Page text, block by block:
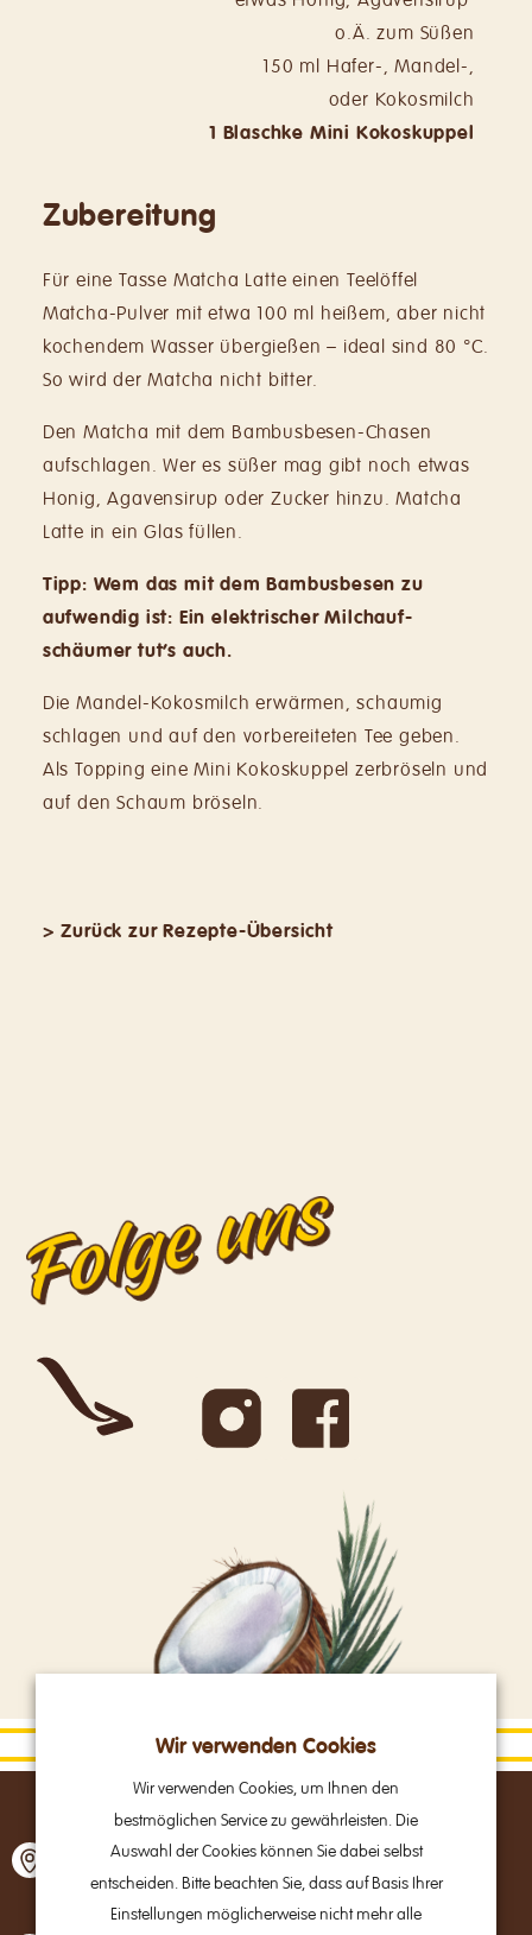
o.Ä. zum Süßen
150 ml Hafer-, Mandel-,
oder Kokosmilch
1 Blaschke Mini Kokoskuppel
Zubereitung
Für eine Tasse Matcha Latte einen Teelöffel
Matcha-Pulver mit etwa 100 ml heißem, aber nicht
kochendem Wasser übergießen – ideal sind 80 °C.
So wird der Matcha nicht bitter.
Den Matcha mit dem Bambusbesen-Chasen
aufschlagen. Wer es süßer mag gibt noch etwas
Honig, Agavensirup oder Zucker hinzu. Matcha
Latte in ein Glas füllen.
Tipp: Wem das mit dem Bambusbesen zu
aufwendig ist: Ein elektrischer Milchauf­
schäumer tut’s auch.
Die Mandel-Kokosmilch erwärmen, schaumig
schlagen und auf den vorbereiteten Tee geben.
Als Topping eine Mini Kokoskuppel zerbröseln und
auf den Schaum bröseln.
> Zurück zur Rezepte-Übersicht
Alpine Brands GmbH & Co Kg
Gmundner Straße 27
A – 4800 Attnang-Puchheim
Wir verwenden Cookies
Wir verwenden Cookies, um Ihnen den
bestmöglichen Service zu gewährleisten. Die
Auswahl der Cookies können Sie dabei selbst
entscheiden. Bitte beachten Sie, dass auf Basis Ihrer
Einstellungen möglicherweise nicht mehr alle